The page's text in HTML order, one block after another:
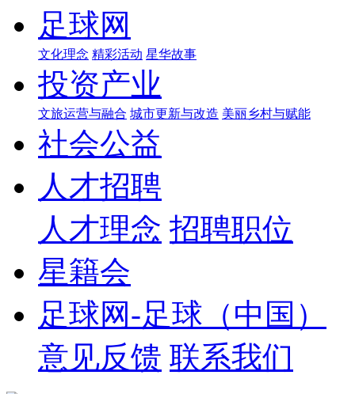
足球网
文化理念 精彩活动 星华故事
投资产业
文旅运营与融合 城市更新与改造 美丽乡村与赋能
社会公益
人才招聘
人才理念 招聘职位
星籍会
足球网-足球（中国）
意见反馈 联系我们